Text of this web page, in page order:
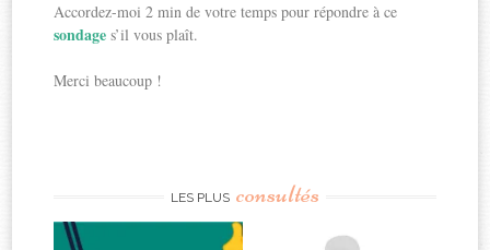
Accordez-moi 2 min de votre temps pour répondre à ce
sondages’il vous plaît.
Merci beaucoup !
LES PLUS consultés